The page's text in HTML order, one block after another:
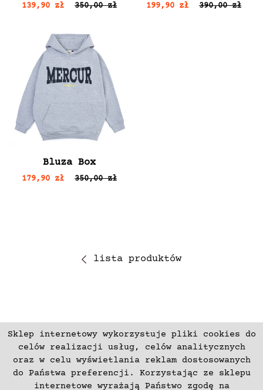
Sklep internetowy wykorzystuje pliki cookies do
celów realizacji usług, celów analitycznych
oraz w celu wyświetlania reklam dostosowanych
do Państwa preferencji. Korzystając ze sklepu
internetowe wyrażają Państwo zgodę na
139,90 zł 350,00 zł 199,90 zł 390,00 zł
Bluza Box
179,90 zł 350,00 zł
lista produktów
ZAPISZ SIĘ
Płatności
Zwroty i Reklamacje